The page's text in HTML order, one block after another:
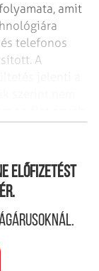
amit
telefonos
A
előfizetést